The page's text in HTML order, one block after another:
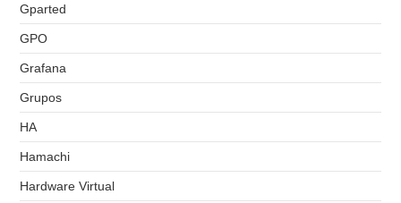
Gparted
GPO
Grafana
Grupos
HA
Hamachi
Hardware Virtual